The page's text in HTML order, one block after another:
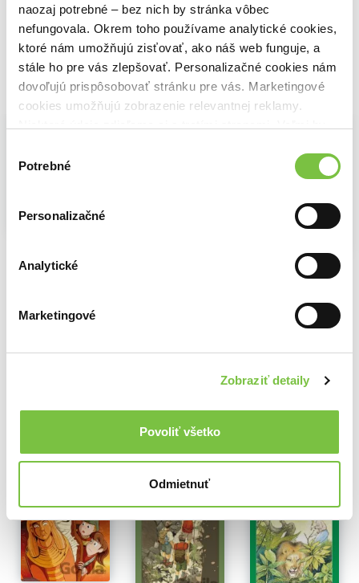
naozaj potrebné – bez nich by stránka vôbec
nefungovala. Okrem toho používame analytické cookies,
ktoré nám umožňujú zisťovať, ako náš web funguje, a
stále ho pre vás zlepšovať. Personalizačné cookies nám
dovoľujú prispôsobovať stránku pre vás. Marketingové
cookies umožňujú zobrazenie relevantnej reklamy.
cookies.
súhlasu
Potrebné
Personalizačné
Analytické
Marketingové
Zobraziť detaily
Povoliť všetko
Odmietnuť
Vybrané pre teba
Andrew McDonald
Na sklade
Super detektívka
14,40€
Ďalšie z kategórie Detektívky pre deti
Viac z tejto kategórie